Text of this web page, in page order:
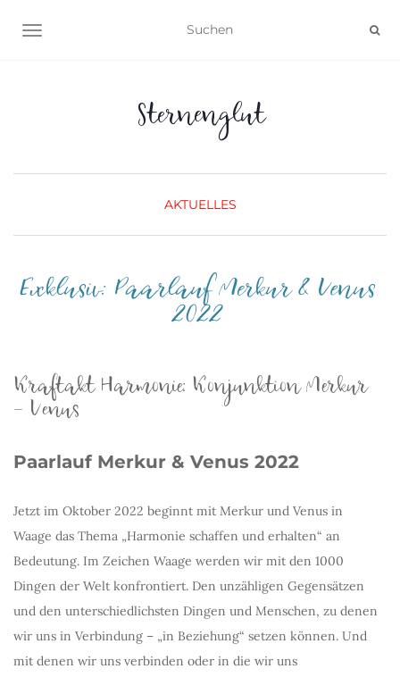
NAVIGATION UMSCHALTEN
Sternenglut
AKTUELLES
Exklusiv: Paarlauf Merkur & Venus
2022
Kraftakt Harmonie: Konjunktion Merkur
– Venus
Paarlauf Merkur & Venus 2022
Jetzt im Oktober 2022 beginnt mit Merkur und Venus in
Waage das Thema „Harmonie schaffen und erhalten“ an
Bedeutung. Im Zeichen Waage werden wir mit den 1000
Dingen der Welt konfrontiert. Den unzähligen Gegensätzen
und den unterschiedlichsten Dingen und Menschen, zu denen
wir uns in Verbindung – „in Beziehung“ setzen können. Und
mit denen wir uns verbinden oder in die wir uns